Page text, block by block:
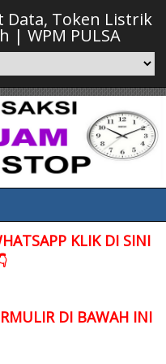
Data, Token Listrik
| WPM PULSA
KLIK DI SINI
DI BAWAH INI